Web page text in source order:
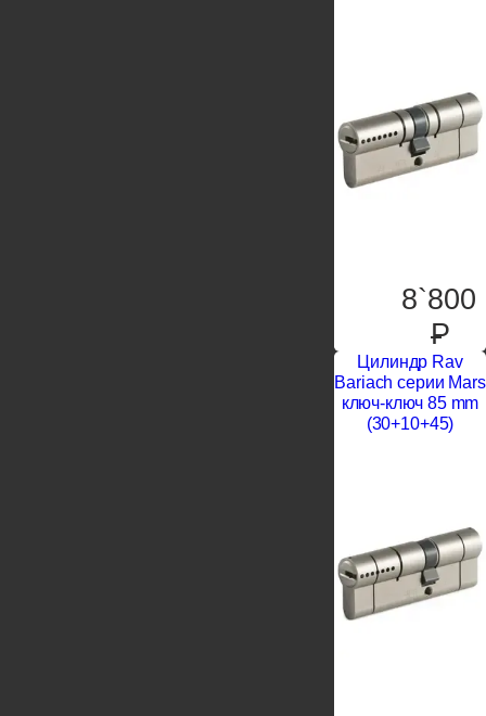
8`800
P
Цилиндр Rav
Bariach серии Mars
ключ-ключ 85 mm
(30+10+45)